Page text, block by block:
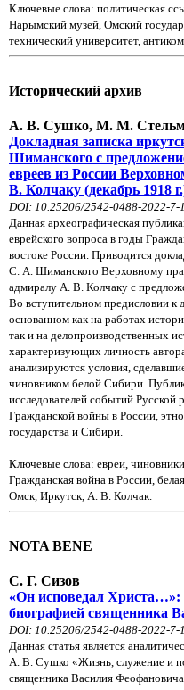
Ключевые слова: политическая
Нарымский музей, Омский
технический университет,
Исторический архив
А. В. Сушко, М. М.
Докладная записка
Шиманского с
евреев из России
В. Колчаку (декабрь 1918
DOI: 10.25206/2542-0488-2022-7-
Данная археографическая
еврейского вопроса в годы
востоке России. Приводится
С. А. Шиманского Верховному
адмиралу А. В. Колчаку с
Во вступительном предисловии к
основанном как на работах
так и на делопроизводственных
характеризующих личность
анализируются условия,
чиновником белой Сибири.
исследователей событий Русской
Гражданской войны в России,
государства и Сибири.
Ключевые слова: евреи,
Гражданская война в России,
Омск, Иркутск, А. В. Колчак.
NOTA BENE
С. Г. Сизов
«Он исповедал
биографией священника
DOI: 10.25206/2542-0488-2022-7-
Данная статья является
А. В. Сушко «Жизнь, служение и
священника Василия